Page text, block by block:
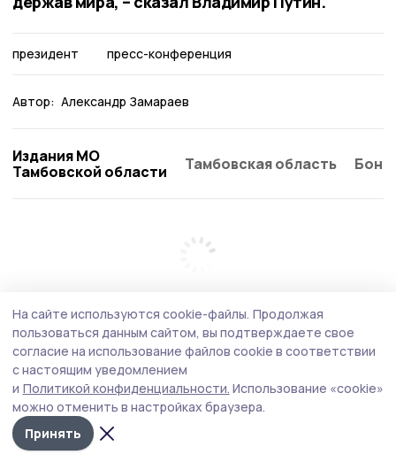
президент пресс-конференция
Автор: Александр Замараев
Издания МО
Тамбовской области
Тамбовская область
На сайте используются cookie-файлы. Продолжая
пользоваться данным сайтом, вы подтверждаете свое
согласие на использование файлов cookie в соответствии
с настоящим уведомлением
и Политикой конфиденциальности. Использование «cookie»
можно отменить в настройках браузера.
Принять